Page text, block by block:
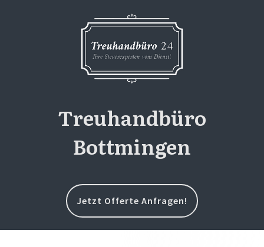
Treuhandbüro
Bottmingen
Jetzt Offerte Anfragen!